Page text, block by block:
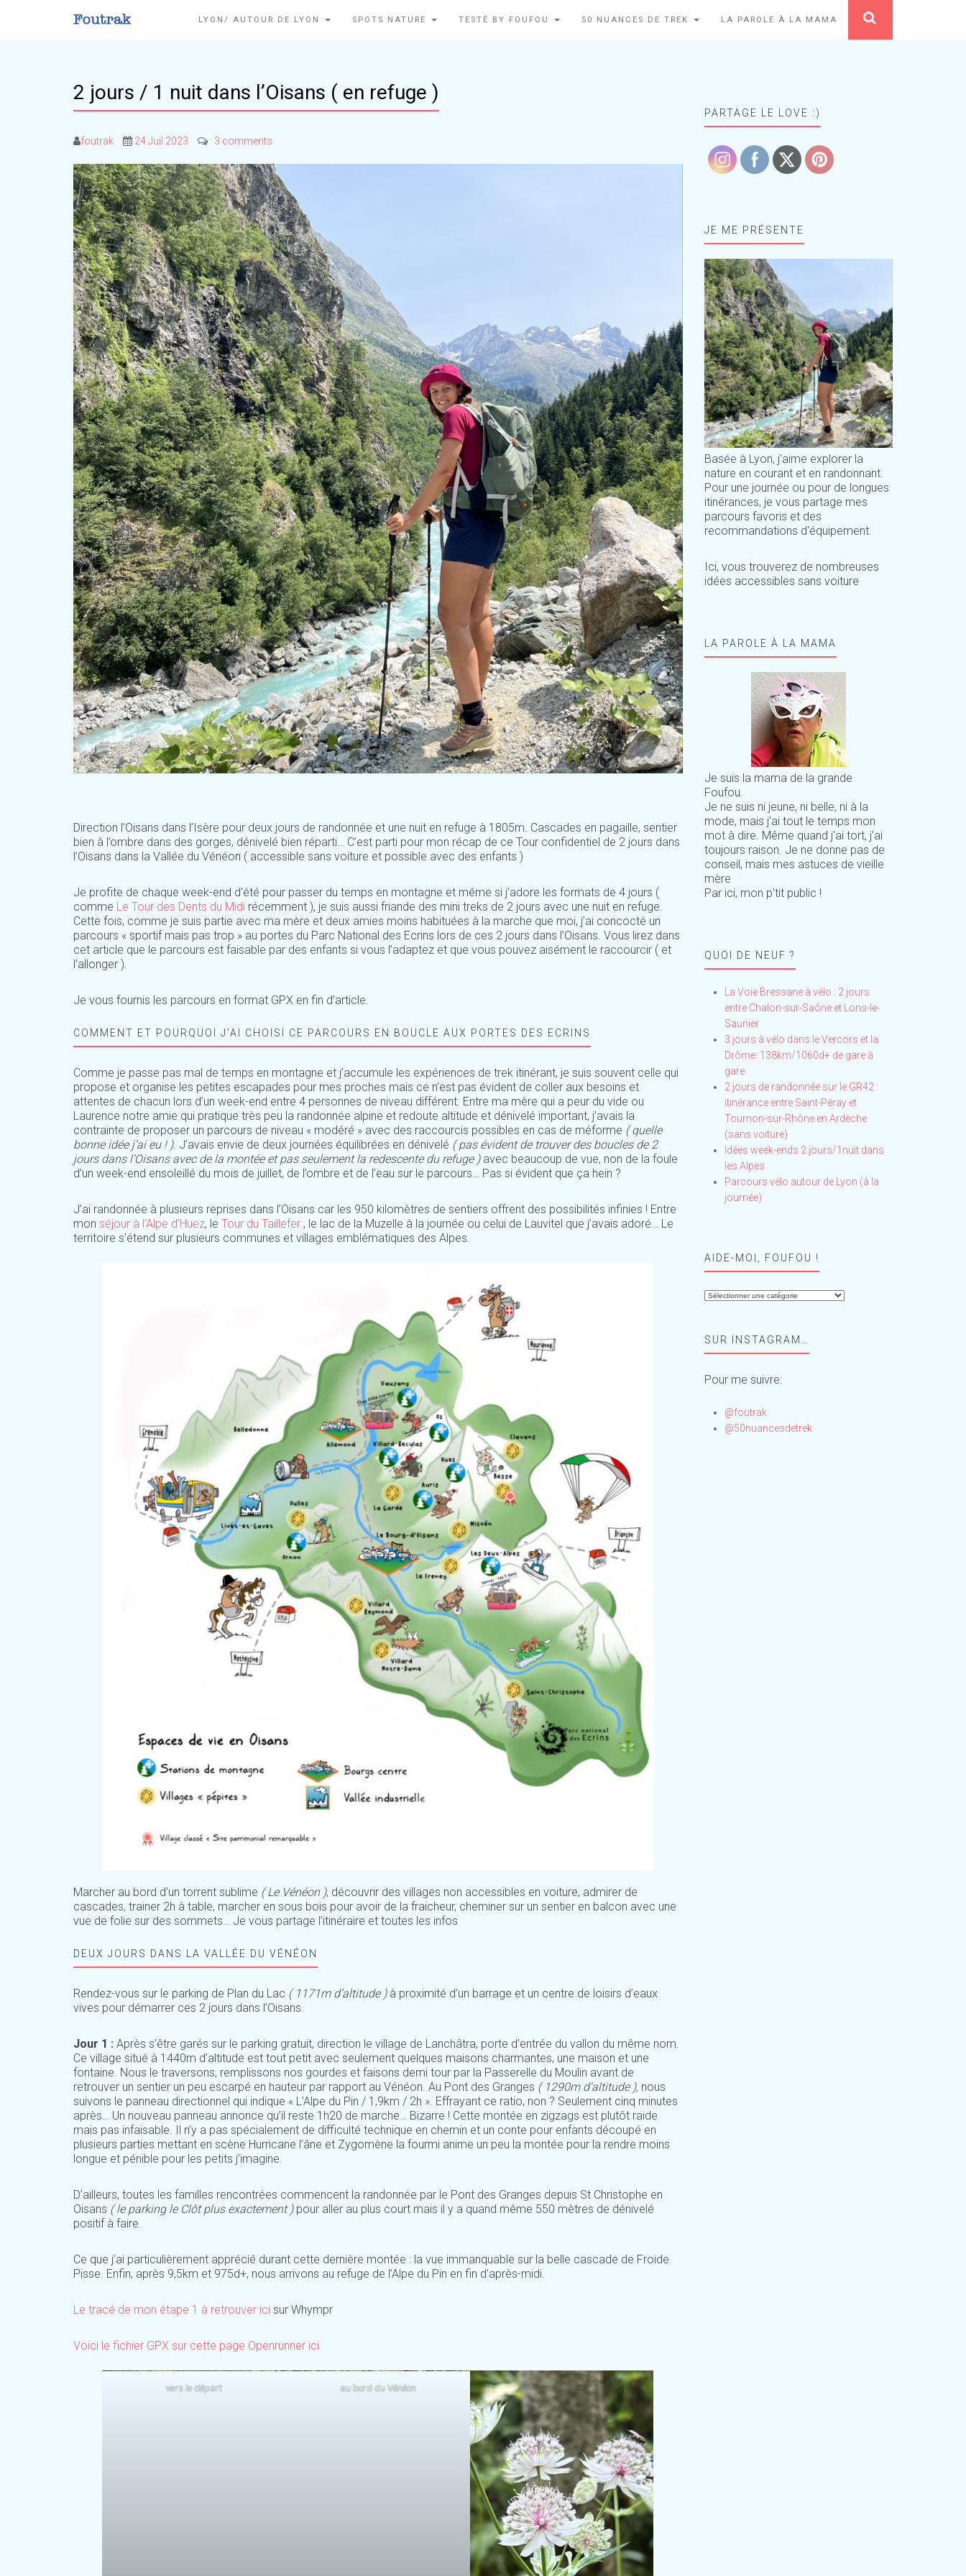
LYON/ AUTOUR DE LYON SPOTS NATURE TESTÉ BY FOUFOU 50 NUANCES DE TREK LA PAROLE À LA MAMA
2 jours / 1 nuit dans l’Oisans ( en refuge )
foutrak 24 Juil 2023 3 comments
Direction l’Oisans dans l’Isère pour deux jours de randonnée et une nuit en refuge à 1805m. Cascades en pagaille, sentier
bien à l’ombre dans des gorges, dénivelé bien réparti… C’est parti pour mon récap de ce Tour confidentiel de 2 jours dans
l’Oisans dans la Vallée du Vénéon ( accessible sans voiture et possible avec des enfants )
Je profite de chaque week-end d’été pour passer du temps en montagne et même si j’adore les formats de 4 jours (
comme Le Tour des Dents du Midi récemment ), je suis aussi friande des mini treks de 2 jours avec une nuit en refuge.
Cette fois, comme je suis partie avec ma mère et deux amies moins habituées à la marche que moi, j’ai concocté un
parcours « sportif mais pas trop » au portes du Parc National des Ecrins lors de ces 2 jours dans l’Oisans. Vous lirez dans
cet article que le parcours est faisable par des enfants si vous l’adaptez et que vous pouvez aisément le raccourcir ( et
l’allonger ).
Je vous fournis les parcours en format GPX en fin d’article.
COMMENT ET POURQUOI J’AI CHOISI CE PARCOURS EN BOUCLE AUX PORTES DES ECRINS
Comme je passe pas mal de temps en montagne et j’accumule les expériences de trek itinérant, je suis souvent celle qui
propose et organise les petites escapades pour mes proches mais ce n’est pas évident de coller aux besoins et
attentes de chacun lors d’un week-end entre 4 personnes de niveau différent. Entre ma mère qui a peur du vide ou
Laurence notre amie qui pratique très peu la randonnée alpine et redoute altitude et dénivelé important, j’avais la
contrainte de proposer un parcours de niveau « modéré » avec des raccourcis possibles en cas de méforme ( quelle
bonne idée j’ai eu ! ). J’avais envie de deux journées équilibrées en dénivelé ( pas évident de trouver des boucles de 2
jours dans l’Oisans avec de la montée et pas seulement la redescente du refuge ) avec beaucoup de vue, non de la foule
d’un week-end ensoleillé du mois de juillet, de l’ombre et de l’eau sur le parcours… Pas si évident que ça hein ?
J’ai randonnée à plusieurs reprises dans l’Oisans car les 950 kilomètres de sentiers offrent des possibilités infinies ! Entre
mon séjour à l’Alpe d’Huez, le Tour du Taillefer , le lac de la Muzelle à la journée ou celui de Lauvitel que j’avais adoré… Le
territoire s’étend sur plusieurs communes et villages emblématiques des Alpes.
Marcher au bord d’un torrent sublime ( Le Vénéon ), découvrir des villages non accessibles en voiture, admirer de
cascades, trainer 2h à table, marcher en sous bois pour avoir de la fraicheur, cheminer sur un sentier en balcon avec une
vue de folie sur des sommets… Je vous partage l’itinéraire et toutes les infos
DEUX JOURS DANS LA VALLÉE DU VÉNÉON
Rendez-vous sur le parking de Plan du Lac ( 1171m d’altitude ) à proximité d’un barrage et un centre de loisirs d’eaux
vives pour démarrer ces 2 jours dans l’Oisans.
Jour 1 : Après s’être garés sur le parking gratuit, direction le village de Lanchâtra, porte d’entrée du vallon du même nom.
Ce village situé à 1440m d’altitude est tout petit avec seulement quelques maisons charmantes, une maison et une
fontaine. Nous le traversons, remplissons nos gourdes et faisons demi tour par la Passerelle du Moulin avant de
retrouver un sentier un peu escarpé en hauteur par rapport au Vénéon. Au Pont des Granges ( 1290m d’altitude ), nous
suivons le panneau directionnel qui indique « L’Alpe du Pin / 1,9km / 2h ». Effrayant ce ratio, non ? Seulement cinq minutes
après… Un nouveau panneau annonce qu’il reste 1h20 de marche… Bizarre ! Cette montée en zigzags est plutôt raide
mais pas infaisable. Il n’y a pas spécialement de difficulté technique en chemin et un conte pour enfants découpé en
plusieurs parties mettant en scène Hurricane l’âne et Zygomène la fourmi anime un peu la montée pour la rendre moins
longue et pénible pour les petits j’imagine.
D’ailleurs, toutes les familles rencontrées commencent la randonnée par le Pont des Granges depuis St Christophe en
Oisans ( le parking le Clôt plus exactement )pour aller au plus court mais il y a quand même 550 mètres de dénivelé
positif à faire.
Ce que j’ai particulièrement apprécié durant cette dernière montée : la vue immanquable sur la belle cascade de Froide
Pisse. Enfin, après 9,5km et 975d+, nous arrivons au refuge de l’Alpe du Pin en fin d’après-midi.
Le tracé de mon étape 1 à retrouver ici sur Whympr
Voici le fichier GPX sur cette page Openrunner ici
vers le départ au bord du Vénéon
PARTAGE LE LOVE :)
JE ME PRÉSENTE
Basée à Lyon, j'aime explorer la
nature en courant et en randonnant.
Pour une journée ou pour de longues
itinérances, je vous partage mes
parcours favoris et des
recommandations d'équipement.
Ici, vous trouverez de nombreuses
idées accessibles sans voiture
LA PAROLE À LA MAMA
Je suis la mama de la grande
Foufou.
Je ne suis ni jeune, ni belle, ni à la
mode, mais j'ai tout le temps mon
mot à dire. Même quand j'ai tort, j'ai
toujours raison. Je ne donne pas de
conseil, mais mes astuces de vieille
mère
Par ici, mon p'tit public !
QUOI DE NEUF ?
La Voie Bressane à vélo : 2 jours
entre Chalon-sur-Saône et Lons-le-
Saunier
3 jours à vélo dans le Vercors et la
Drôme: 138km/1060d+ de gare à
gare
2 jours de randonnée sur le GR42 :
itinérance entre Saint-Péray et
Tournon-sur-Rhône en Ardèche
(sans voiture)
Idées week-ends 2 jours/1nuit dans
les Alpes
Parcours vélo autour de Lyon (à la
journée)
AIDE-MOI, FOUFOU !
Aide-
!SUR INSTAGRAM…
Pour me suivre:
@foutrak
@50nuancesdetrek